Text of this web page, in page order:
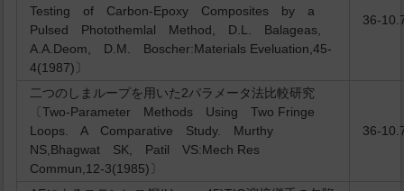
Testing of Carbon-Epoxy Composites by a
Pulsed Photothemlal Method, D.L. Balageas,
A.A.Deom, D.M. Boscher:Materials Eveluation,45-
4(1987)〕
36-
二つのしまループを用いた2パラメータ法比較研究
〔Two-Parameter Methods Using Two Fringe
Loops. A Comparative Study. Murthy
NS,Bhagwat SK, Patil VS:Mech Res
Commun,12-3(1985)〕
36-